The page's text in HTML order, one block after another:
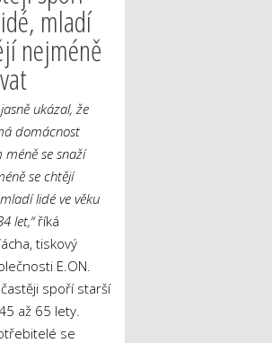
mladí
nejméně
ukázal, že
domácnost
se snaží
se chtějí
lidé ve věku
let,“říká
tiskový
E.ON.
spoří starší
až 65 lety.
se